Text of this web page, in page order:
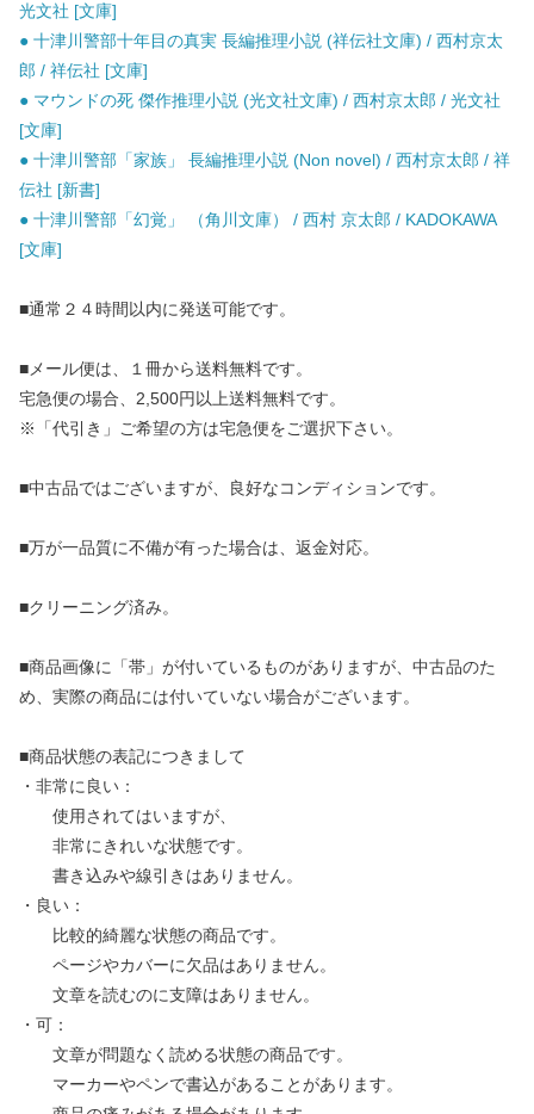
光文社 [文庫]
● 十津川警部十年目の真実 長編推理小説 (祥伝社文庫) / 西村京太
郎 / 祥伝社 [文庫]
● マウンドの死 傑作推理小説 (光文社文庫) / 西村京太郎 / 光文社
[文庫]
● 十津川警部「家族」 長編推理小説 (Non novel) / 西村京太郎 / 祥
伝社 [新書]
● 十津川警部「幻覚」 （角川文庫） / 西村 京太郎 / KADOKAWA
[文庫]
■通常２４時間以内に発送可能です。
■メール便は、１冊から送料無料です。
宅急便の場合、2,500円以上送料無料です。
※「代引き」ご希望の方は宅急便をご選択下さい。
■中古品ではございますが、良好なコンディションです。
■万が一品質に不備が有った場合は、返金対応。
■クリーニング済み。
■商品画像に「帯」が付いているものがありますが、中古品のた
め、実際の商品には付いていない場合がございます。
■商品状態の表記につきまして
・非常に良い：
使用されてはいますが、
非常にきれいな状態です。
書き込みや線引きはありません。
・良い：
比較的綺麗な状態の商品です。
ページやカバーに欠品はありません。
文章を読むのに支障はありません。
・可：
文章が問題なく読める状態の商品です。
マーカーやペンで書込があることがあります。